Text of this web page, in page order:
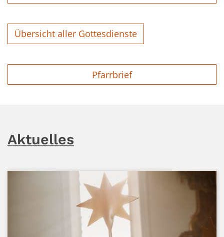
Übersicht aller Gottesdienste
Pfarrbrief
Aktuelles